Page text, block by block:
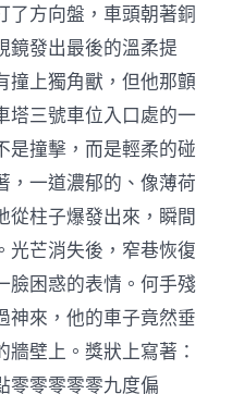
了方向盤，車頭朝著銅
鏡發出最後的溫柔提
撞上獨角獸，但他那顫
塔三號車位入口處的一
是撞擊，而是輕柔的碰
，一道濃郁的、像薄荷
從柱子爆發出來，瞬間
光芒消失後，窄巷恢復
臉困惑的表情。何手殘
神來，他的車子竟然垂
壁上。獎狀上寫著：
零零零零零九度偏